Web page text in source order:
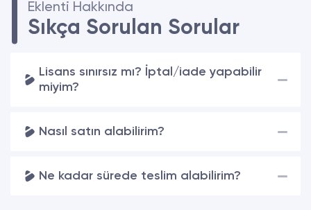
Eklenti Hakkında
Sıkça Sorulan Sorular
Lisans sınırsız mı? İptal/iade yapabilir
miyim?
Nasıl satın alabilirim?
Ne kadar sürede teslim alabilirim?